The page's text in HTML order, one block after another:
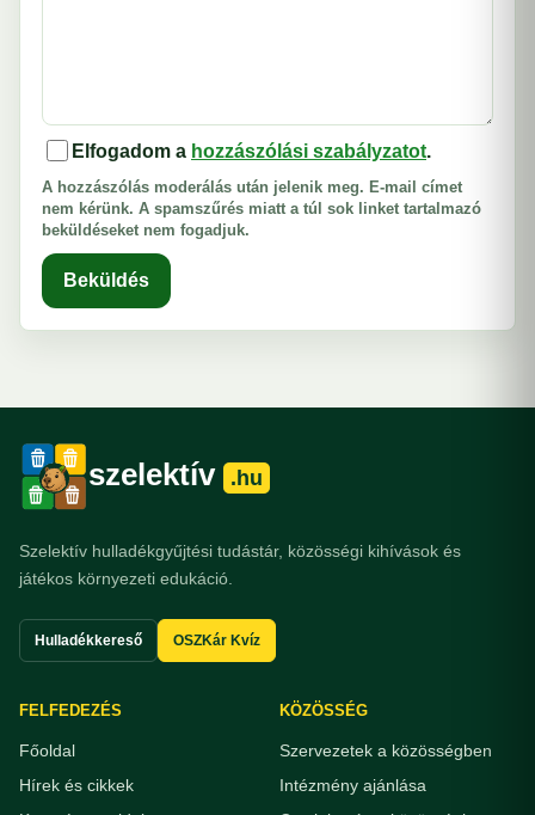
Elfogadom a hozzászólási szabályzatot.
A hozzászólás moderálás után jelenik meg. E-mail címet
nem kérünk. A spamszűrés miatt a túl sok linket tartalmazó
beküldéseket nem fogadjuk.
Beküldés
szelektív .hu
Szelektív hulladékgyűjtési tudástár, közösségi kihívások és
játékos környezeti edukáció.
Hulladékkereső OSZKár Kvíz
FELFEDEZÉS
Főoldal
Hírek és cikkek
KÖZÖSSÉG
Szervezetek a közösségben
Intézmény ajánlása